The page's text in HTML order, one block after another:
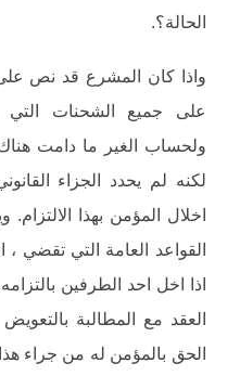
الحالة؟.
واذا كان المشرع قد نص على
على جميع الشحنات
ولحساب الغير ما دامت
لكنه لم يحدد الجزاء
اخلال المؤمن بهذا الالتزام.
القواعد العامة التي تقضي ،
اذا اخل احد الطرفين
العقد مع المطالبة
الحق بالمؤمن له من جراء